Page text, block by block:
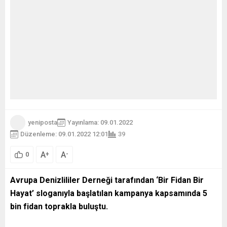
yeniposta
Yayınlama: 09.01.2022
Düzenleme: 09.01.2022 12:01
39
0 A+ A-
Avrupa Denizlililer Derneği tarafından ‘Bir Fidan Bir
Hayat’ sloganıyla başlatılan kampanya kapsamında 5
bin fidan toprakla buluştu.